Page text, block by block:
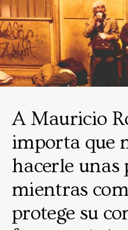
A Mauricio
importa que
hacerle unas
mientras
protege su